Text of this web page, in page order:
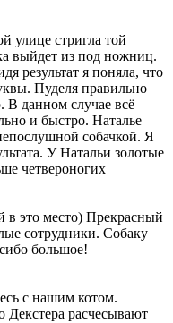
улице стригла той
выйдет из под ножниц.
результат я поняла, что
Пуделя правильно
В данном случае всё
и быстро. Наталье
собачкой. Я
У Натальи золотые
четвероногих
в это место) Прекрасный
сотрудники. Собаку
большое!
с нашим котом.
Декстера расчесывают